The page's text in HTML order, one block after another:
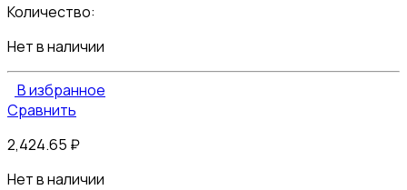
Количество:
Нет в наличии
В избранное
Сравнить
2,424.65 ₽
Нет в наличии